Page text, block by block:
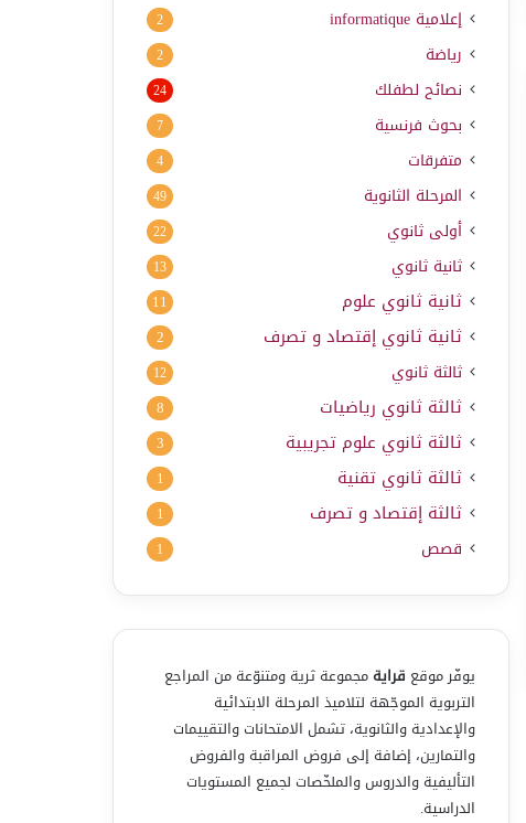
إعلامية informatique
2
رياضة 2
نصائح لطفلك 24
بحوث فرنسية 7
متفرقات 4
المرحلة الثانوية 49
أولى ثانوي 22
ثانية ثانوي 13
ثانية ثانوي علوم 11
ثانية ثانوي إقتصاد و تصرف 2
ثالثة ثانوي 12
ثالثة ثانوي رياضيات 8
ثالثة ثانوي علوم تجريبية 3
ثالثة ثانوي تقنية 1
ثالثة إقتصاد و تصرف 1
قصص 1
يوفّر موقع قرايةمجموعة ثرية ومتنوّعة من المراجع
التربوية الموجّهة لتلاميذ المرحلة الابتدائية
والإعدادية والثانوية، تشمل الامتحانات والتقييمات
والتمارين، إضافة إلى فروض المراقبة والفروض
التأليفية والدروس والملخّصات لجميع المستويات
الدراسية.